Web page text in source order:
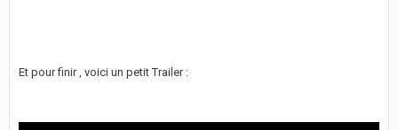
Et pour finir , voici un petit Trailer :